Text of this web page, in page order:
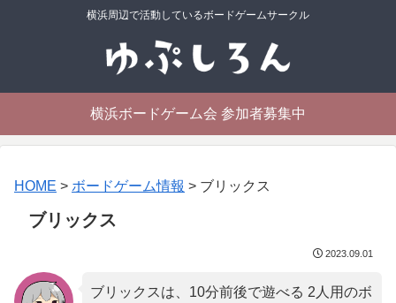
横浜周辺で活動しているボードゲームサークル
横浜ボードゲーム会 参加者募集中
HOME > ボードゲーム情報 > ブリックス
ブリックス
2023.09.01
ブリックスは、10分前後で遊べる 2人用のボ